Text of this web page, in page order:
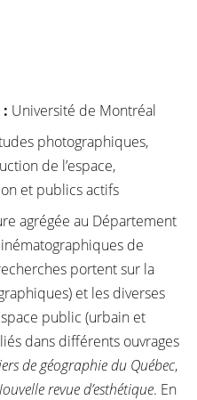
: Université de Montréal
photographiques,
de l’espace,
et publics actifs
agrégée au Département
de
portent sur la
et les diverses
public (urbain et
dans différents ouvrages
de géographie du Québec,
revue d’esthétique. En